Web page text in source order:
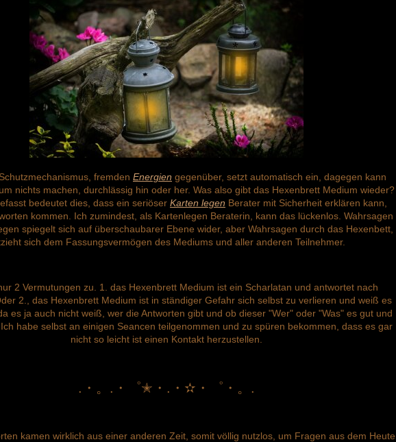
fremden Energien gegenüber, setzt automatisch ein, dagegen kann
nichts machen, durchlässig hin oder her. Was also gibt das Hexenbrett Medium wieder?
bedeutet dies, dass ein seriöser Karten legen Berater mit Sicherheit erklären kann,
kommen. Ich zumindest, als Kartenlegen Beraterin, kann das lückenlos. Wahrsagen
spiegelt sich auf überschaubarer Ebene wider, aber Wahrsagen durch das Hexenbett,
sich dem Fassungsvermögen des Mediums und aller anderen Teilnehmer.
2 Vermutungen zu. 1. das Hexenbrett Medium ist ein Scharlatan und antwortet nach
2., das Hexenbrett Medium ist in ständiger Gefahr sich selbst zu verlieren und weiß es
es ja auch nicht weiß, wer die Antworten gibt und ob dieser "Wer" oder "Was" es gut und
habe selbst an einigen Seancen teilgenommen und zu spüren bekommen, dass es gar
nicht so leicht ist einen Kontakt herzustellen.
.・。.・゜✭・.・✫・゜・。.
kamen wirklich aus einer anderen Zeit, somit völlig nutzlos, um Fragen aus dem Heute